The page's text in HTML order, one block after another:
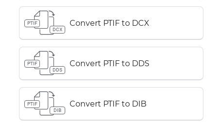
PTIF
DCX
Convert PTIF to DCX
PTIF
DDS
Convert PTIF to DDS
PTIF
DIB
Convert PTIF to DIB